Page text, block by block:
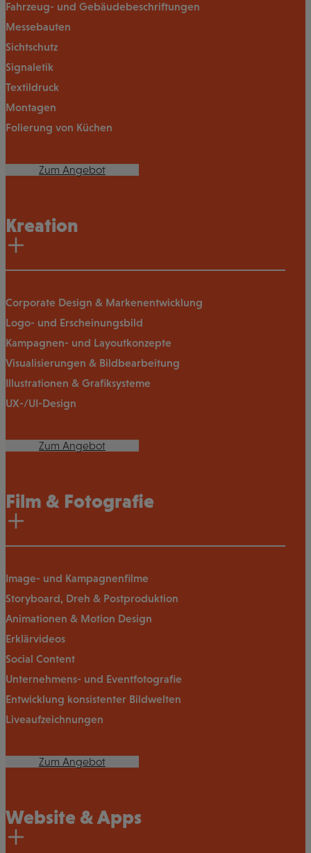
Fahrzeug- und Gebäudebeschriftungen
Messebauten
Sichtschutz
Signaletik
Textildruck
Montagen
Folierung von Küchen
Zum Angebot
Kreation
Corporate Design & Markenentwicklung
Logo- und Erscheinungsbild
Kampagnen- und Layoutkonzepte
Visualisierungen & Bildbearbeitung
Illustrationen & Grafiksysteme
UX-/UI-Design
Zum Angebot
Film & Fotografie
Image- und Kampagnenfilme
Storyboard, Dreh & Postproduktion
Animationen & Motion Design
Erklärvideos
Social Content
Unternehmens- und Eventfotografie
Entwicklung konsistenter Bildwelten
Liveaufzeichnungen
Zum Angebot
Website & Apps